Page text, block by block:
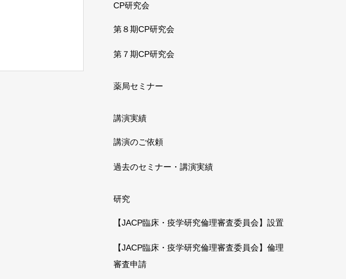
CP研究会
第８期CP研究会
第７期CP研究会
薬局セミナー
講演実績
講演のご依頼
過去のセミナー・講演実績
研究
【JACP臨床・疫学研究倫理審査委員会】設置
【JACP臨床・疫学研究倫理審査委員会】倫理
審査申請